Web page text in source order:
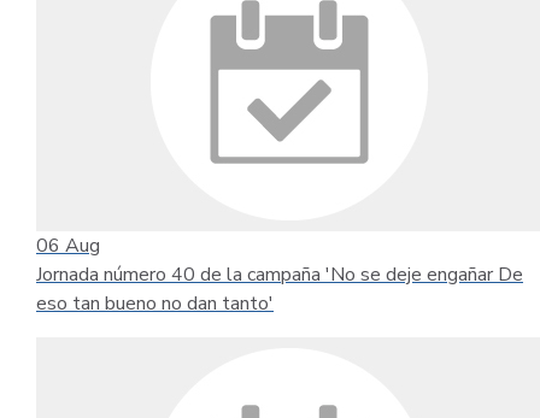
06 Aug
Jornada número 40 de la campaña 'No se deje engañar De
eso tan bueno no dan tanto'